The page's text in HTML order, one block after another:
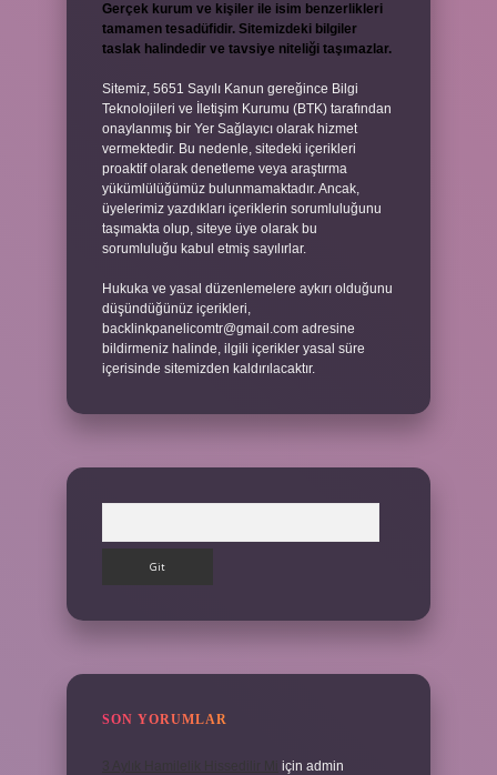
Gerçek kurum ve kişiler ile isim benzerlikleri
tamamen tesadüfidir. Sitemizdeki bilgiler
taslak halindedir ve tavsiye niteliği taşımazlar.
Sitemiz, 5651 Sayılı Kanun gereğince Bilgi
Teknolojileri ve İletişim Kurumu (BTK) tarafından
onaylanmış bir Yer Sağlayıcı olarak hizmet
vermektedir. Bu nedenle, sitedeki içerikleri
proaktif olarak denetleme veya araştırma
yükümlülüğümüz bulunmamaktadır. Ancak,
üyelerimiz yazdıkları içeriklerin sorumluluğunu
taşımakta olup, siteye üye olarak bu
sorumluluğu kabul etmiş sayılırlar.
Hukuka ve yasal düzenlemelere aykırı olduğunu
düşündüğünüz içerikleri,
backlinkpanelicomtr@gmail.com adresine
bildirmeniz halinde, ilgili içerikler yasal süre
içerisinde sitemizden kaldırılacaktır.
SON YORUMLAR
için admin